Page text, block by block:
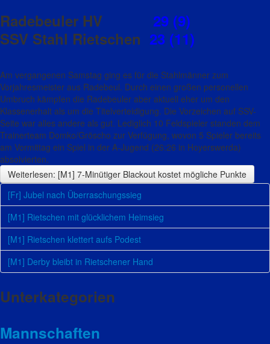
Radebeuler HV
29 (9)
SSV Stahl Rietschen 23 (11)
Am vergangenen Samstag ging es für die Stahlmänner zum
Vorjahresmeister aus Radebeul. Durch einen großen personellen
Umbruch kämpfen die Radebeuler aber aktuell eher um den
Klassenerhalt als um die Titelverteidigung. Die Vorzeichen auf SSV-
Seite war alles andere als gut. Lediglich 10 Feldspieler standen dem
Trainerteam Domko/Gröscho zur Verfügung, wovon 5 Spieler bereits
am Vormittag ein Spiel in der A-Jugend (26:26 in Hoyerswerda)
absolvierten.
Weiterlesen: [M1] 7-Minütiger Blackout kostet mögliche Punkte
[Fr] Jubel nach Überraschungssieg
[M1] Rietschen mit glücklichem Heimsieg
[M1] Rietschen klettert aufs Podest
[M1] Derby bleibt in Rietschener Hand
Unterkategorien
Mannschaften